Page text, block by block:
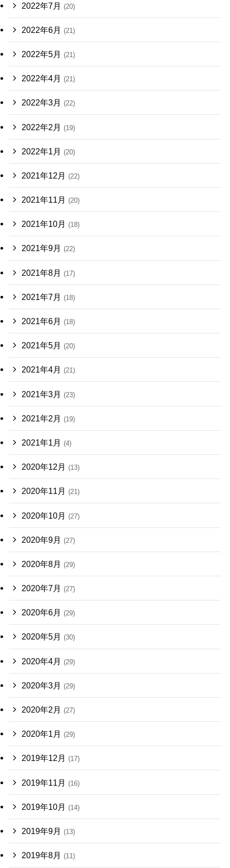
2022年7月 (20)
2022年6月 (21)
2022年5月 (21)
2022年4月 (21)
2022年3月 (22)
2022年2月 (19)
2022年1月 (20)
2021年12月 (22)
2021年11月 (20)
2021年10月 (18)
2021年9月 (22)
2021年8月 (17)
2021年7月 (18)
2021年6月 (18)
2021年5月 (20)
2021年4月 (21)
2021年3月 (23)
2021年2月 (19)
2021年1月 (4)
2020年12月 (13)
2020年11月 (21)
2020年10月 (27)
2020年9月 (27)
2020年8月 (29)
2020年7月 (27)
2020年6月 (29)
2020年5月 (30)
2020年4月 (29)
2020年3月 (29)
2020年2月 (27)
2020年1月 (29)
2019年12月 (17)
2019年11月 (16)
2019年10月 (14)
2019年9月 (13)
2019年8月 (11)